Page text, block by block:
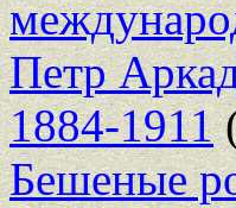
Петр
1884-1911
Бешеные